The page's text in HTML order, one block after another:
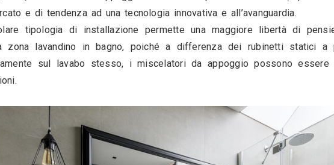
di design in bagno rappresenta la
un progetto importante e ben articolato,
molto utilizzato in casa.
ricercato e di tendenza ad una tecnologia innovativa e
particolare tipologia di installazione permette una
la zona lavandino in bagno, poiché a